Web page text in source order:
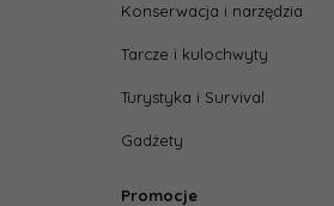
Konserwacja i narzędzia
Tarcze i kulochwyty
Turystyka i Survival
Gadżety
Promocje